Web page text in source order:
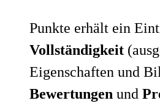
Punkte erhält ein
Vollständigkeit
Eigenschaften und
Bewertungen und